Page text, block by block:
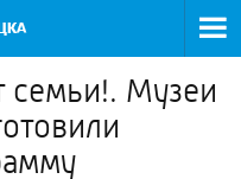
семьи!. Музеи